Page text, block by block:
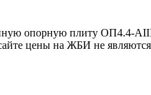
опорную плиту ОП4.4-AIII
цены на ЖБИ не являются